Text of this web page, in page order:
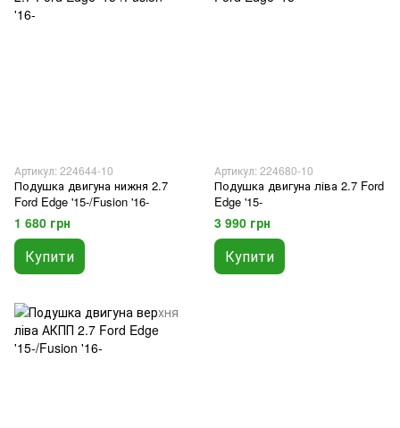
Артикул: 224644-10
Подушка двигуна нижня 2.7
Ford Edge '15-/Fusion '16-
1 680 грн
Купити
Артикул: 224680-10
Подушка двигуна ліва 2.7 Ford
Edge '15-
3 990 грн
Купити